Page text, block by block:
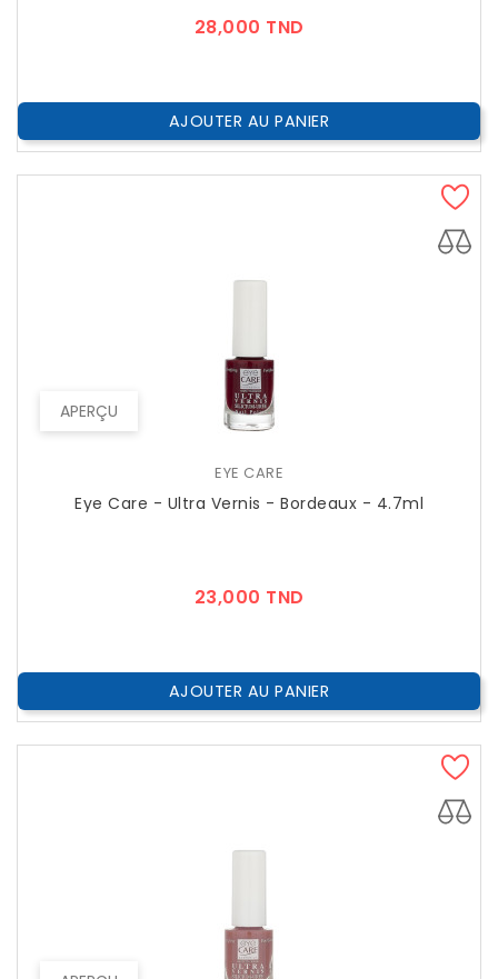
28,000 TND
AJOUTER AU PANIER
APERÇU
EYE CARE
Eye Care - Ultra Vernis - Bordeaux - 4.7ml
23,000 TND
AJOUTER AU PANIER